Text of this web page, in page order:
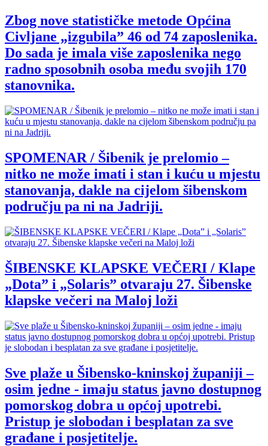
Zbog nove statističke metode Općina
Civljane „izgubila” 46 od 74 zaposlenika.
Do sada je imala više zaposlenika nego
radno sposobnih osoba među svojih 170
stanovnika.
SPOMENAR / Šibenik je prelomio –
nitko ne može imati i stan i kuću u mjestu
stanovanja, dakle na cijelom šibenskom
području pa ni na Jadriji.
ŠIBENSKE KLAPSKE VEČERI / Klape
„Dota” i „Solaris” otvaraju 27. Šibenske
klapske večeri na Maloj loži
Sve plaže u Šibensko-kninskoj županiji –
osim jedne - imaju status javno dostupnog
pomorskog dobra u općoj upotrebi.
Pristup je slobodan i besplatan za sve
građane i posjetitelje.